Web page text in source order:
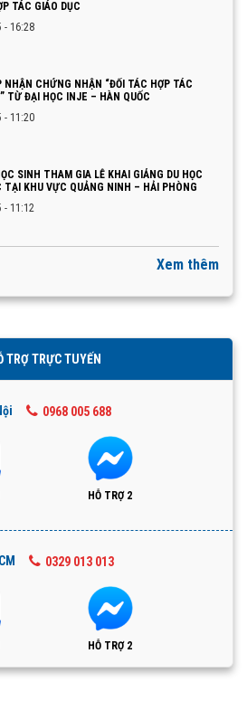
TÁC GIÁO DỤC
- 16:28
NHẬN CHỨNG NHẬN “ĐỐI TÁC HỢP TÁC
TỪ ĐẠI HỌC INJE – HÀN QUỐC
- 11:20
SINH THAM GIA LỄ KHAI GIẢNG DU HỌC
TẠI KHU VỰC QUẢNG NINH – HẢI PHÒNG
- 11:12
Xem thêm
TRỢ TRỰC TUYẾN
0968 005 688
HỖ TRỢ 2
0329 013 013
HỖ TRỢ 2